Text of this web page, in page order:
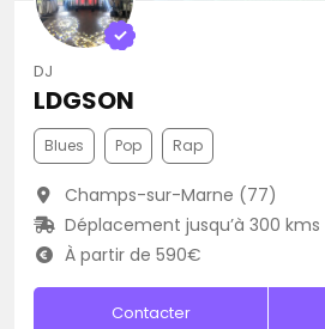
DJ
LDGSON
Blues Pop Rap
Champs-sur-Marne (77)
Déplacement jusqu’à 300 kms
À partir de 590€
Contacter